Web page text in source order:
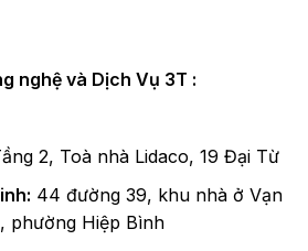
nghệ và Dịch Vụ 3T :
2, Toà nhà Lidaco, 19 Đại Từ
44 đường 39, khu nhà ở Vạn
phường Hiệp Bình